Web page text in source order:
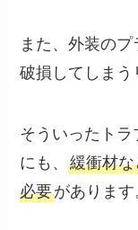
また、外装の
破損してしまう
そういったト
にも、緩衝材
必要があります